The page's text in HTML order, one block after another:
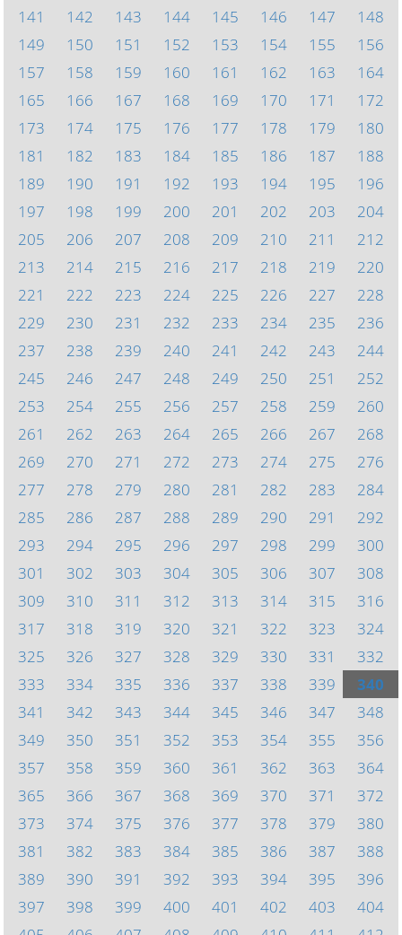
141
142 143 144 145 146 147
148
149
150 151 152 153 154 155
156
157
158 159 160 161 162 163
164
165
166 167 168 169 170 171
172
173
174 175 176 177 178 179
180
181
182 183 184 185 186 187
188
189
190 191 192 193 194 195
196
197
198 199 200 201 202 203
204
205
206 207 208 209 210 211
212
213
214 215 216 217 218 219
220
221
222 223 224 225 226 227
228
229
230 231 232 233 234 235
236
237
238 239 240 241 242 243
244
245
246 247 248 249 250 251
252
253
254 255 256 257 258 259
260
261
262 263 264 265 266 267
268
269
270 271 272 273 274 275
276
277
278 279 280 281 282 283
284
285
286 287 288 289 290 291
292
293
294 295 296 297 298 299
300
301
302 303 304 305 306 307
308
309
310 311 312 313 314 315
316
317
318 319 320 321 322 323
324
325
326 327 328 329 330 331
332
333
334 335 336 337 338 339
340
341
342 343 344 345 346 347
348
349
350 351 352 353 354 355
356
357
358 359 360 361 362 363
364
365
366 367 368 369 370 371
372
373
374 375 376 377 378 379
380
381
382 383 384 385 386 387
388
389
390 391 392 393 394 395
396
397
398 399 400 401 402 403
404